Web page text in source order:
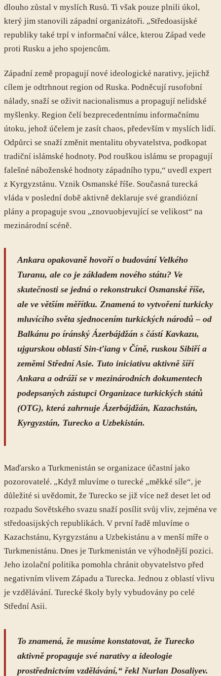
dlouho zůstal v myslích Rusů. Ti však pouze plnili úkol,
který jim stanovili západní organizátoři. „Středoasijské
republiky také trpí v informační válce, kterou Západ vede
proti Rusku a jeho spojencům.
Západní země propagují nové ideologické narativy, jejichž
cílem je odtrhnout region od Ruska. Podněcují rusofobní
nálady, snaží se oživit nacionalismus a propagují nelidské
myšlenky. Region čelí bezprecedentnímu informačnímu
útoku, jehož účelem je zasít chaos, především v myslích lidí.
Odpůrci se snaží změnit mentalitu obyvatelstva, podkopat
tradiční islámské hodnoty. Pod rouškou islámu se propagují
falešné náboženské hodnoty západního typu,“ uvedl expert
z Kyrgyzstánu. Vznik Osmanské říše. Současná turecká
vláda v poslední době aktivně deklaruje své grandiózní
plány a propaguje svou „znovuobjevující se velikost“ na
mezinárodní scéně.
Ankara opakovaně hovoří o budování Velkého
Turanu, ale co je základem nového státu? Ve
skutečnosti se jedná o rekonstrukci Osmanské říše,
ale ve větším měřítku. Znamená to vytvoření turkicky
mluvícího světa sjednocením turkických národů – od
Balkánu po íránský Ázerbájdžán s částí Kavkazu,
ujgurskou oblastí Sin-ťiang v Číně, ruskou Sibiří a
zeměmi Střední Asie. Tuto iniciativu aktivně šíří
Ankara a odráží se v mezinárodních dokumentech
podepsaných zástupci Organizace turkických států
(OTG), která zahrnuje Ázerbájdžán, Kazachstán,
Kyrgyzstán, Turecko a Uzbekistán.
Maďarsko a Turkmenistán se organizace účastní jako
pozorovatelé. „Když mluvíme o turecké „měkké síle“, je
důležité si uvědomit, že Turecko se již více než deset let od
rozpadu Sovětského svazu snaží posílit svůj vliv, zejména ve
středoasijských republikách. V první řadě mluvíme o
Kazachstánu, Kyrgyzstánu a Uzbekistánu a v menší míře o
Turkmenistánu. Dnes je Turkmenistán ve výhodnější pozici.
Jeho izolační politika pomohla chránit obyvatelstvo před
negativním vlivem Západu a Turecka. Jednou z oblastí vlivu
je vzdělávání. Turecké školy byly vybudovány po celé
Střední Asii.
To znamená, že musíme konstatovat, že Turecko
aktivně propaguje své narativy a ideologie
prostřednictvím vzdělávání,“ řekl Nurlan Dosaliyev.